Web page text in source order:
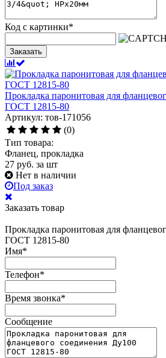
Код с картинки*
Заказать
Прокладка паронитовая для
ГОСТ 12815-80
Артикул: тов-171056
(0)
Тип товара:
Фланец, прокладка
27 руб. за шт
Нет в наличии
Под заказ
Заказать товар
Прокладка паронитовая для
ГОСТ 12815-80
Имя*
Телефон*
Время звонка*
Сообщение